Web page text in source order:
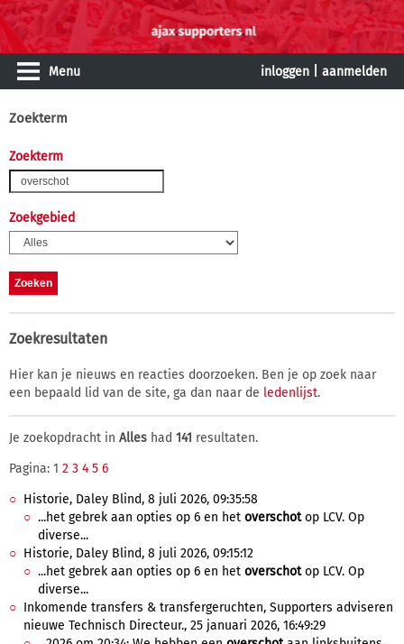
Menu inloggen aanmelden
Zoekterm
Zoekterm
Zoekgebied
Zoekresultaten
Hier kan je nieuws en reacties doorzoeken. Ben je op zoek naar
een bepaald lid van de site, ga dan naar de ledenlijst.
Je zoekopdracht in Alles had 141 resultaten.
Pagina: 1 2 3 4 5 6
Historie, Daley Blind, 8 juli 2026, 09:35:58
...het gebrek aan opties op 6 en het overschotop LCV. Op
diverse...
Historie, Daley Blind, 8 juli 2026, 09:15:12
...het gebrek aan opties op 6 en het overschotop LCV. Op
diverse...
Inkomende transfers & transfergeruchten, Supporters adviseren
nieuwe Technisch Directeur., 25 januari 2026, 16:49:29